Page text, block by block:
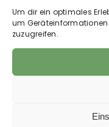
Um dir ein optimales
um
zuzugreifen.
Kentucky
– Baseball Cap
Velvet Sammy
30,99€